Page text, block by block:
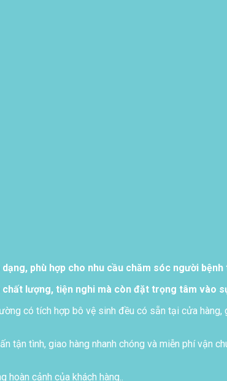
phù hợp cho nhu cầu chăm sóc người
lượng, tiện nghi mà còn đặt trọng tâm vào
có tích hợp bô vệ sinh đều có sẵn tại cửa hàng,
tình, giao hàng nhanh chóng và miễn phí vận
cảnh của khách hàng..